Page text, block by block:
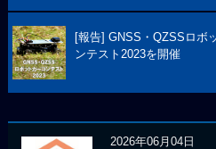
[報告] GNSS・QZSSロボ
ンテスト2023を開催
2026年06月04日